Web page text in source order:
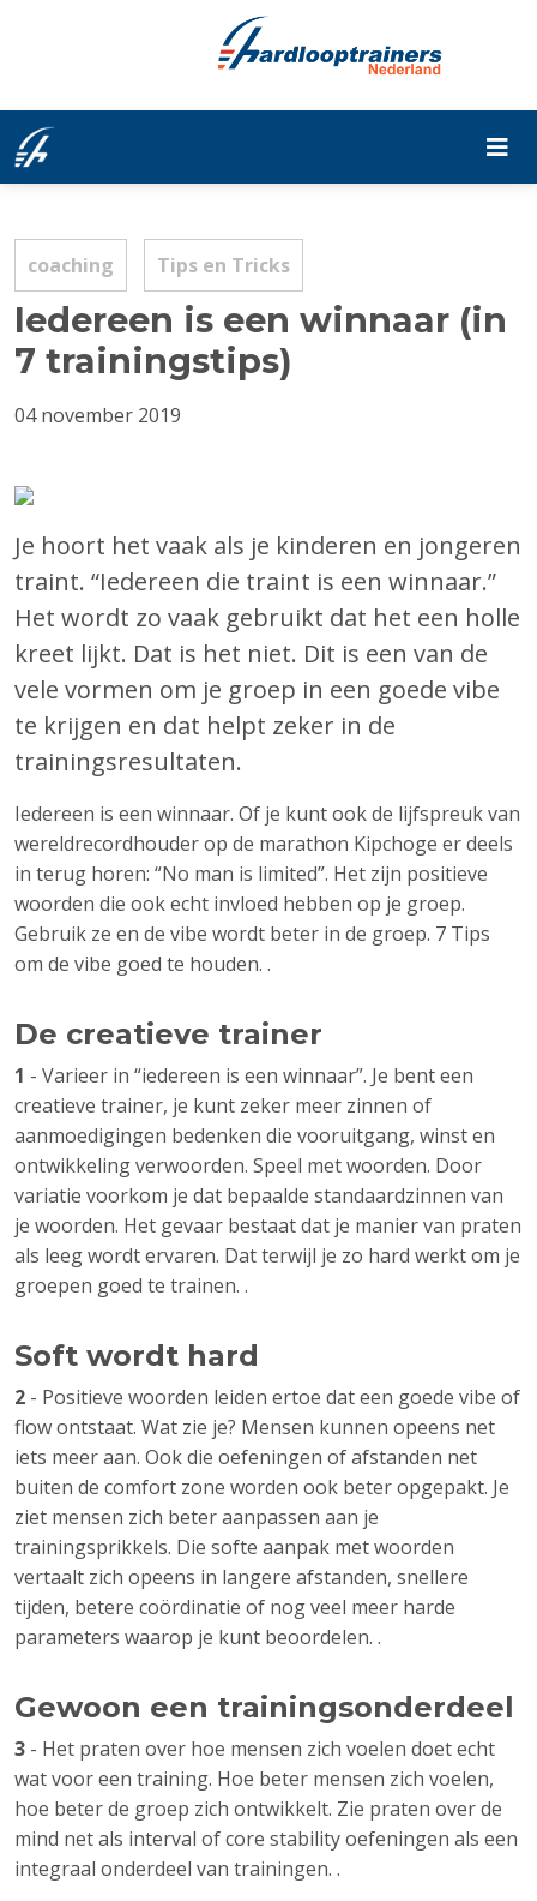
coaching Tips en Tricks
Iedereen is een winnaar (in
7 trainingstips)
04 november 2019
Je hoort het vaak als je kinderen en jongeren
traint. “Iedereen die traint is een winnaar.”
Het wordt zo vaak gebruikt dat het een holle
kreet lijkt. Dat is het niet. Dit is een van de
vele vormen om je groep in een goede vibe
te krijgen en dat helpt zeker in de
trainingsresultaten.
Iedereen is een winnaar. Of je kunt ook de lijfspreuk van
wereldrecordhouder op de marathon Kipchoge er deels
in terug horen: “No man is limited”. Het zijn positieve
woorden die ook echt invloed hebben op je groep.
Gebruik ze en de vibe wordt beter in de groep. 7 Tips
om de vibe goed te houden. .
De creatieve trainer
1 - Varieer in “iedereen is een winnaar”. Je bent een
creatieve trainer, je kunt zeker meer zinnen of
aanmoedigingen bedenken die vooruitgang, winst en
ontwikkeling verwoorden. Speel met woorden. Door
variatie voorkom je dat bepaalde standaardzinnen van
je woorden. Het gevaar bestaat dat je manier van praten
als leeg wordt ervaren. Dat terwijl je zo hard werkt om je
groepen goed te trainen. .
Soft wordt hard
2 - Positieve woorden leiden ertoe dat een goede vibe of
flow ontstaat. Wat zie je? Mensen kunnen opeens net
iets meer aan. Ook die oefeningen of afstanden net
buiten de comfort zone worden ook beter opgepakt. Je
ziet mensen zich beter aanpassen aan je
trainingsprikkels. Die softe aanpak met woorden
vertaalt zich opeens in langere afstanden, snellere
tijden, betere coördinatie of nog veel meer harde
parameters waarop je kunt beoordelen. .
Gewoon een trainingsonderdeel
3 - Het praten over hoe mensen zich voelen doet echt
wat voor een training. Hoe beter mensen zich voelen,
hoe beter de groep zich ontwikkelt. Zie praten over de
mind net als interval of core stability oefeningen als een
integraal onderdeel van trainingen. .